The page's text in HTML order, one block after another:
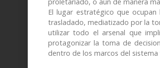
El lugar estratégico que
trasladado, mediatizado por la
utilizar todo el arsenal que
protagonizar la toma de
dentro de los marcos del